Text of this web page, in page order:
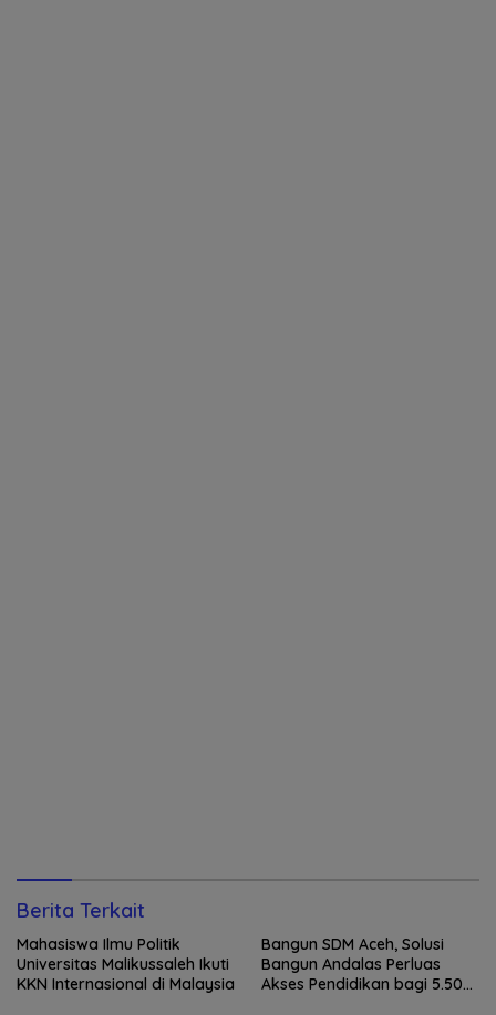
Berita Terkait
Mahasiswa Ilmu Politik
Universitas Malikussaleh Ikuti
KKN Internasional di Malaysia
Bangun SDM Aceh, Solusi
Bangun Andalas Perluas
Akses Pendidikan bagi 5.500